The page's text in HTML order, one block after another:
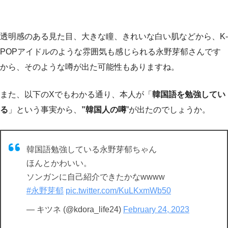
透明感のある見た目、大きな瞳、きれいな白い肌などから、K-
POPアイドルのような雰囲気も感じられる永野芽郁さんです
から、そのような噂が出た可能性もありますね。
また、以下のXでもわかる通り、本人が「 韓国語を勉強してい
る 」という事実から、 ”韓国人の噂”が出たのでしょうか。
韓国語勉強している永野芽郁ちゃん
ほんとかわいい。
ソンガンに自己紹介できたかなwwww
#永野芽郁 pic.twitter.com/KuLKxmWb50
— キツネ (@kdora_life24) February 24, 2023